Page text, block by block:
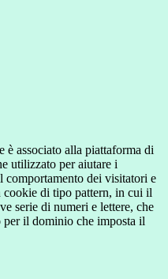
è associato alla piattaforma di
utilizzato per aiutare i
dei visitatori e
cookie di tipo pattern, in cui il
serie di numeri e lettere, che
il dominio che imposta il